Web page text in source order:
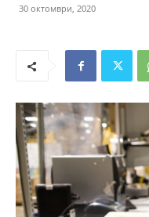
30 октомври, 2020